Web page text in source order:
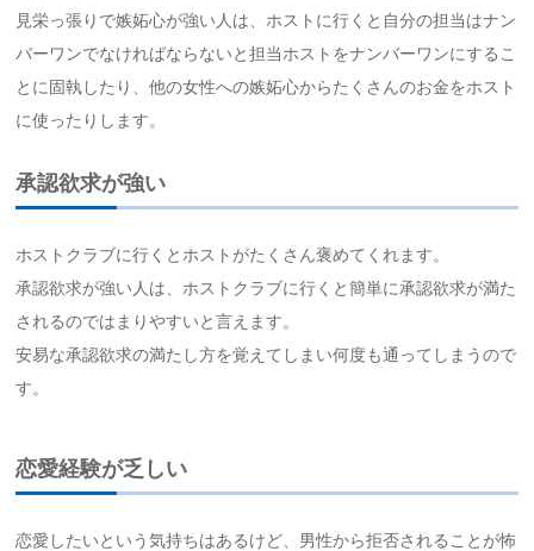
見栄っ張りで嫉妬心が強い人は、ホストに行くと自分の担当はナン
バーワンでなければならないと担当ホストをナンバーワンにするこ
とに固執したり、他の女性への嫉妬心からたくさんのお金をホスト
に使ったりします。
承認欲求が強い
ホストクラブに行くとホストがたくさん褒めてくれます。
承認欲求が強い人は、ホストクラブに行くと簡単に承認欲求が満た
されるのではまりやすいと言えます。
安易な承認欲求の満たし方を覚えてしまい何度も通ってしまうので
す。
恋愛経験が乏しい
恋愛したいという気持ちはあるけど、男性から拒否されることが怖